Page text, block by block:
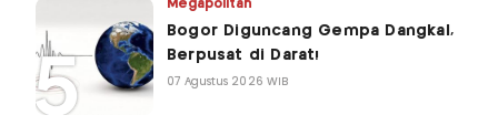
Megapolitan
Bogor Diguncang Gempa Dangkal,
Berpusat di Darat!
07 Agustus 2026 WIB